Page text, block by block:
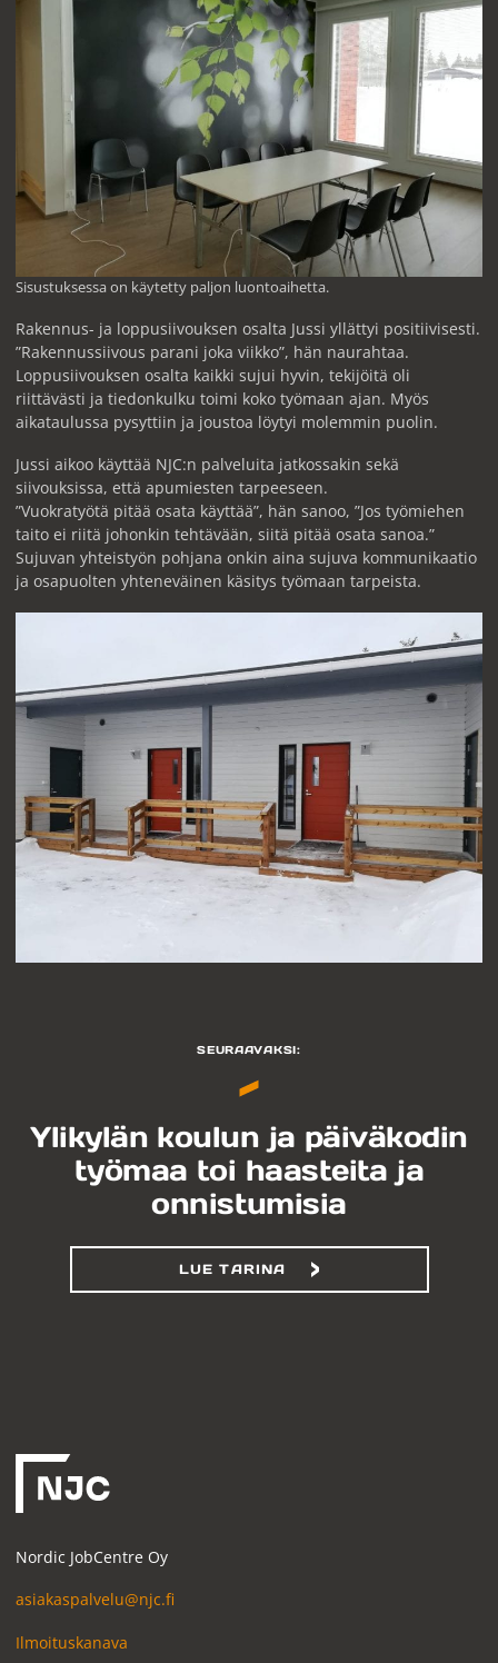
Sisustuksessa on käytetty paljon luontoaihetta.
Rakennus- ja loppusiivouksen osalta Jussi yllättyi positiivisesti.
”Rakennussiivous parani joka viikko”, hän naurahtaa.
Loppusiivouksen osalta kaikki sujui hyvin, tekijöitä oli
riittävästi ja tiedonkulku toimi koko työmaan ajan. Myös
aikataulussa pysyttiin ja joustoa löytyi molemmin puolin.
Jussi aikoo käyttää NJC:n palveluita jatkossakin sekä
siivouksissa, että apumiesten tarpeeseen.
”Vuokratyötä pitää osata käyttää”, hän sanoo, ”Jos työmiehen
taito ei riitä johonkin tehtävään, siitä pitää osata sanoa.”
Sujuvan yhteistyön pohjana onkin aina sujuva kommunikaatio
ja osapuolten yhteneväinen käsitys työmaan tarpeista.
SEURAAVAKSI:
Ylikylän koulun ja päiväkodin
työmaa toi haasteita ja
onnistumisia
LUE TARINA
Nordic JobCentre Oy
asiakaspalvelu@njc.fi
Ilmoituskanava